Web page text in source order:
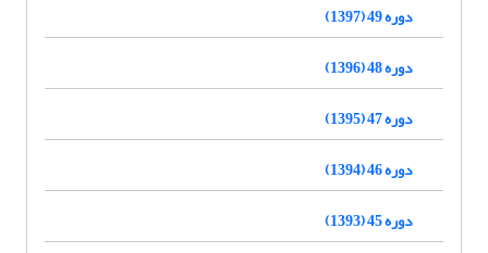
دوره 49 (1397)
دوره 48 (1396)
دوره 47 (1395)
دوره 46 (1394)
دوره 45 (1393)